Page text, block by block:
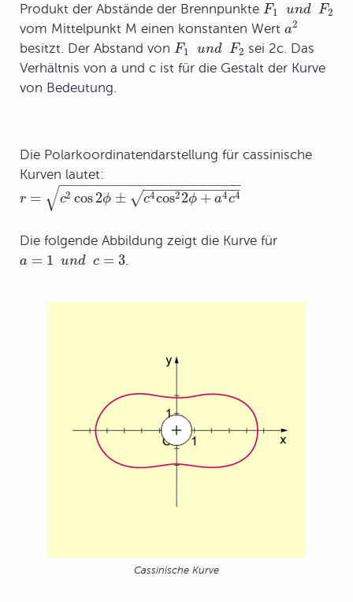
Produkt der Abstände der Brennpunkte F1 und F2
vom Mittelpunkt M einen konstanten Wert a2
besitzt. Der Abstand von F1 und F2 sei 2c. Das
Verhältnis von a und c ist für die Gestalt der Kurve
von Bedeutung.
Die Polarkoordinatendarstellung für cassinische
Kurven lautet:
r = c2 cos2ϕ ± c4cos22ϕ + a4c4
− −
−−−−−−−−−−
√
− −
−−−−−−−−−−−−−−−−−−−−−
√
Die folgende Abbildung zeigt die Kurve für
a = 1 und c = 3.
Cassinische Kurve